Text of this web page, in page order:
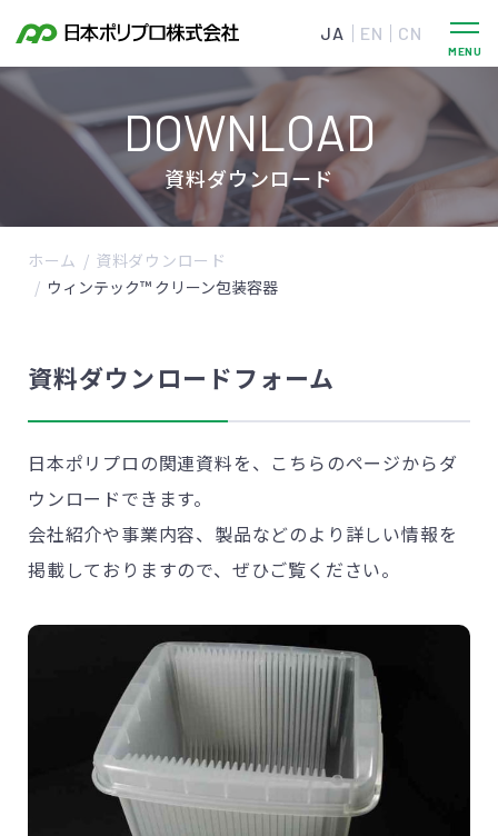
JA EN CN
DOWNLOAD
資料ダウンロード
ホーム
資料ダウンロード
ウィンテック™ クリーン包装容器
資料ダウンロードフォーム
日本ポリプロの関連資料を、こちらのページからダ
ウンロードできます。
会社紹介や事業内容、製品などのより詳しい情報を
掲載しておりますので、ぜひご覧ください。